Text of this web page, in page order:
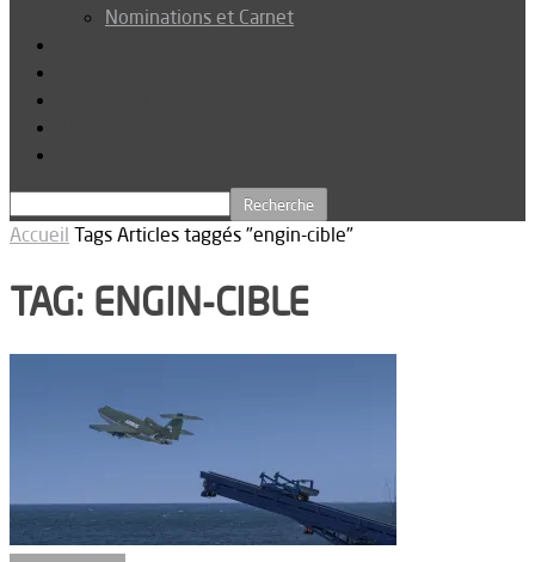
Nominations et Carnet
Accueil Tags Articles taggés "engin-cible"
TAG: ENGIN-CIBLE